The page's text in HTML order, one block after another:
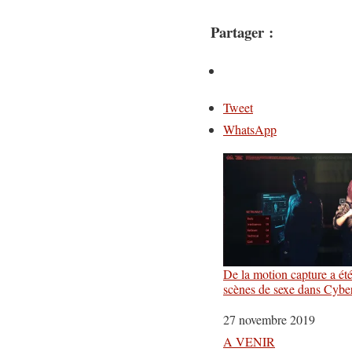
Partager :
Tweet
WhatsApp
De la motion capture a
scènes de sexe dans
Date
27 novembre 2019
Par rapport à
A VENIR